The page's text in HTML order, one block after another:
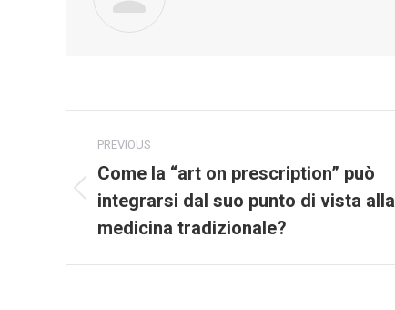
navigation
PREVIOUS
Previous
post:
Come la “art on prescription” può
integrarsi dal suo punto di vista alla
medicina tradizionale?